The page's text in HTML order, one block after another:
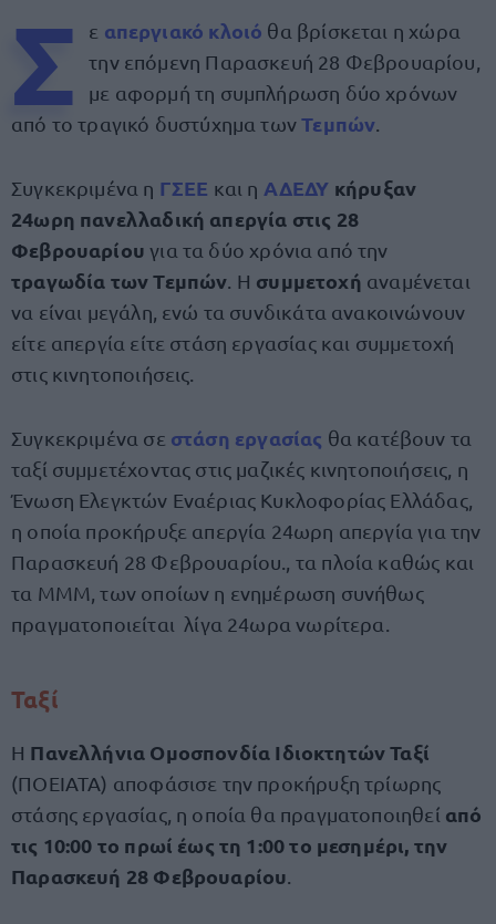
Σ ε απεργιακό κλοιό θα βρίσκεται η χώρα
την επόμενη Παρασκευή 28 Φεβρουαρίου,
με αφορμή τη συμπλήρωση δύο χρόνων
από το τραγικό δυστύχημα τωνΤεμπών
Συγκεκριμένα η ΓΣΕΕ και η ΑΔΕΔΥ κήρυξαν
24ωρη πανελλαδική απεργία στις 28
Φεβρουαρίου για τα δύο χρόνια από την
τραγωδία των Τεμπών . Η συμμετοχή αναμένεται
να είναι μεγάλη, ενώ τα συνδικάτα ανακοινώνουν
είτε απεργία είτε στάση εργασίας και συμμετοχή
στις κινητοποιήσεις.
Συγκεκριμένα σε στάση εργασίας θα κατέβουν τα
ταξί συμμετέχοντας στις μαζικές κινητοποιήσεις, η
Ένωση Ελεγκτών Εναέριας Κυκλοφορίας Ελλάδας,
η οποία προκήρυξε απεργία 24ωρη απεργία για την
Παρασκευή 28 Φεβρουαρίου., τα πλοία καθώς και
τα ΜΜΜ, των οποίων η ενημέρωση συνήθως
πραγματοποιείται λίγα 24ωρα νωρίτερα.
Ταξί
Η Πανελλήνια Ομοσπονδία Ιδιοκτητών Ταξί
(ΠΟΕΙΑΤΑ) αποφάσισε την προκήρυξη τρίωρης
στάσης εργασίας, η οποία θα πραγματοποιηθεί από
τις 10:00 το πρωί έως τη 1:00 το μεσημέρι, την
Παρασκευή 28 Φεβρουαρίου